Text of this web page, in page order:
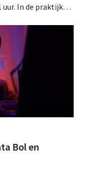
uur. In de praktijk
een gelijk
Bol en